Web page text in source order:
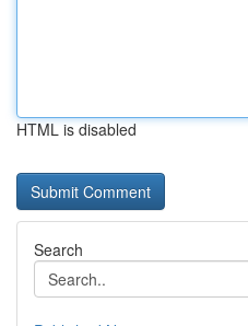
HTML is disabled
Search